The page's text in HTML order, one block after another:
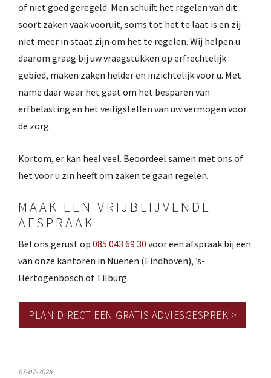
of niet goed geregeld. Men schuift het regelen van dit
soort zaken vaak vooruit, soms tot het te laat is en zij
niet meer in staat zijn om het te regelen. Wij helpen u
daarom graag bij uw vraagstukken op erfrechtelijk
gebied, maken zaken helder en inzichtelijk voor u. Met
name daar waar het gaat om het besparen van
erfbelasting en het veiligstellen van uw vermogen voor
de zorg.
Kortom, er kan heel veel. Beoordeel samen met ons of
het voor u zin heeft om zaken te gaan regelen.
MAAK EEN VRIJBLIJVENDE
AFSPRAAK
Bel ons gerust op 085 043 69 30 voor een afspraak bij een
van onze kantoren in Nuenen (Eindhoven), ’s-
Hertogenbosch of Tilburg.
PLAN DIRECT EEN GRATIS ADVIESGESPREK >
07-07-2026